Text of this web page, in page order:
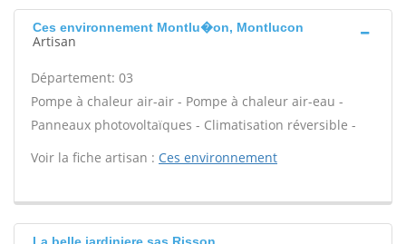
Ces environnement Montlu�on, Montlucon
Artisan
Département: 03
Pompe à chaleur air-air - Pompe à chaleur air-eau -
Panneaux photovoltaïques - Climatisation réversible -
Voir la fiche artisan : Ces environnement